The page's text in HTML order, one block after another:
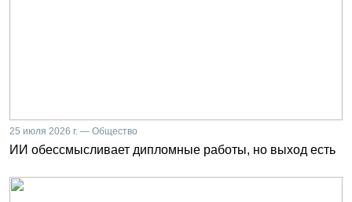
25 июля 2026 г. — Общество
ИИ обессмысливает дипломные работы, но выход есть